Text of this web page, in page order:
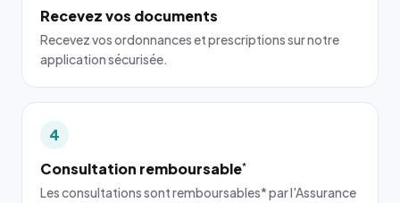
Recevez vos documents
Recevez vos ordonnances et prescriptions sur notre
application sécurisée.
4
Consultation remboursable*
Les consultations sont remboursables* par l'Assurance